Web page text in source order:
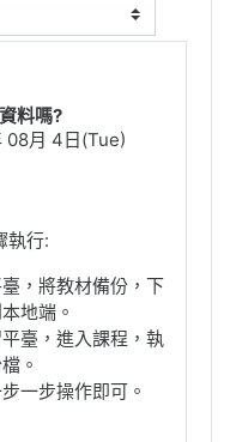
料嗎?
08月 4日(Tue)
執行:
，將教材備份，下
地端。
臺，進入課程，執
。
一步操作即可。